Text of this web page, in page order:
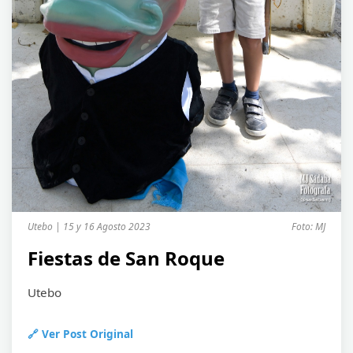
Utebo | 15 y 16 Agosto 2023 Foto: MJ
Fiestas de San Roque
Utebo
🔗 Ver Post Original